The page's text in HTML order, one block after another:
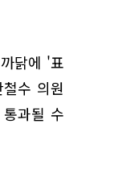
닭에 '표
수 의원
과될 수